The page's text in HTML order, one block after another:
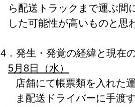
ら配送トラックまで運ぶ間
した可能性が高いものと思
4．発生・発覚の経緯と現在
5月8日（水）
店舗にて帳票類を入れた
ま配送ドライバーに手渡